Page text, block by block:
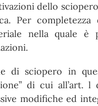
dello
Per completezza
nella quale è
di sciopero in
di cui all’art. l
modifiche ed